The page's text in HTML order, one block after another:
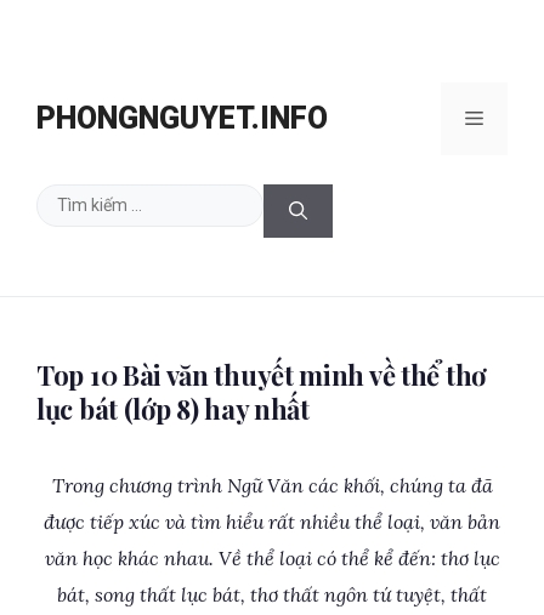
PHONGNGUYET.INFO Menu
Tìm
Top 10 Bài văn thuyết minh về thể thơ
lục bát (lớp 8) hay nhất
Trong chương trình Ngữ Văn các khối, chúng ta đã
được tiếp xúc và tìm hiểu rất nhiều thể loại, văn bản
văn học khác nhau. Về thể loại có thể kể đến: thơ lục
bát, song thất lục bát, thơ thất ngôn tứ tuyệt, thất